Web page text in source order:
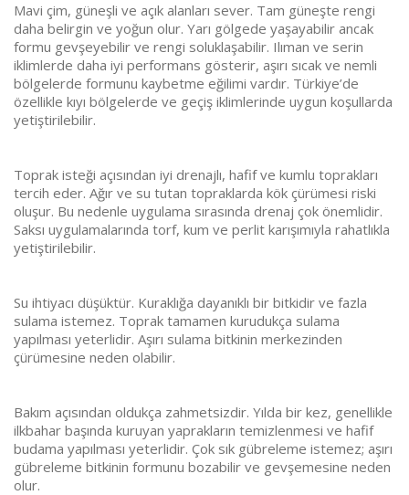
Mavi çim, güneşli ve açık alanları sever. Tam güneşte rengi
daha belirgin ve yoğun olur. Yarı gölgede yaşayabilir ancak
formu gevşeyebilir ve rengi soluklaşabilir. Ilıman ve serin
iklimlerde daha iyi performans gösterir, aşırı sıcak ve nemli
bölgelerde formunu kaybetme eğilimi vardır. Türkiye’de
özellikle kıyı bölgelerde ve geçiş iklimlerinde uygun koşullarda
yetiştirilebilir.
Toprak isteği açısından iyi drenajlı, hafif ve kumlu toprakları
tercih eder. Ağır ve su tutan topraklarda kök çürümesi riski
oluşur. Bu nedenle uygulama sırasında drenaj çok önemlidir.
Saksı uygulamalarında torf, kum ve perlit karışımıyla rahatlıkla
yetiştirilebilir.
Su ihtiyacı düşüktür. Kuraklığa dayanıklı bir bitkidir ve fazla
sulama istemez. Toprak tamamen kurudukça sulama
yapılması yeterlidir. Aşırı sulama bitkinin merkezinden
çürümesine neden olabilir.
Bakım açısından oldukça zahmetsizdir. Yılda bir kez, genellikle
ilkbahar başında kuruyan yaprakların temizlenmesi ve hafif
budama yapılması yeterlidir. Çok sık gübreleme istemez; aşırı
gübreleme bitkinin formunu bozabilir ve gevşemesine neden
olur.